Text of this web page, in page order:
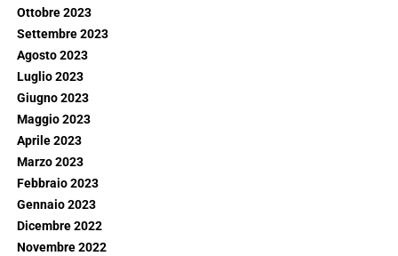
Ottobre 2023
Settembre 2023
Agosto 2023
Luglio 2023
Giugno 2023
Maggio 2023
Aprile 2023
Marzo 2023
Febbraio 2023
Gennaio 2023
Dicembre 2022
Novembre 2022